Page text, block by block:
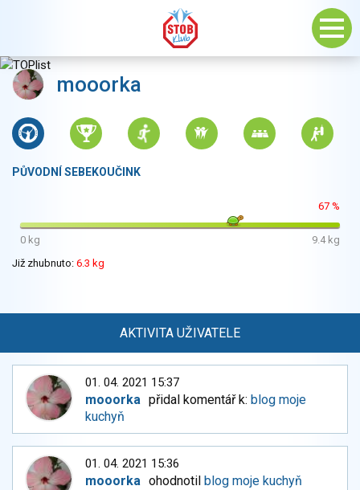
mooorka
PŮVODNÍ SEBEKOUČINK
67 %
0 kg
9.4 kg
Již zhubnuto: 6.3 kg
AKTIVITA UŽIVATELE
01. 04. 2021 15:37
mooorka přidal komentář k: blog moje
kuchyň
01. 04. 2021 15:36
mooorka ohodnotil blog moje kuchyň